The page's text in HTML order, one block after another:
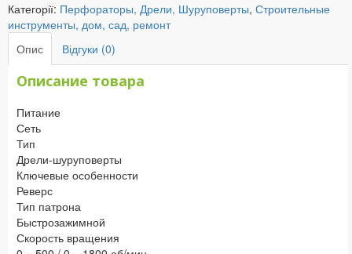
Категорії: Перфораторы, Дрели, Шуруповерты, Строительные
инструменты, дом, сад, ремонт
Опис
Відгуки (0)
Описание товара
Питание
Сеть
Тип
Дрели-шуруповерты
Ключевые особенности
Реверс
Тип патрона
Быстрозажимной
Скорость вращения